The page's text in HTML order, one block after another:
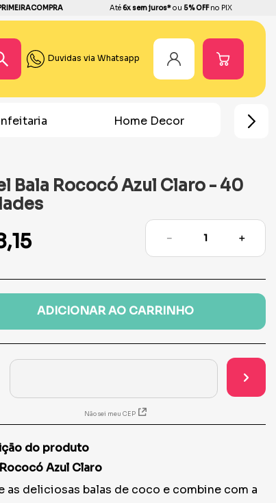
Até6x sem juros*ou 5% OFFno PIX
Duvidas via Whatsapp
Decor Chá Revelação
Bala Rococó Azul Claro - 40
,15 ＋
－
ADICIONAR AO CARRINHO
Não sei meu CEP
do produto
Azul Claro
as deliciosas balas de coco e combine com a